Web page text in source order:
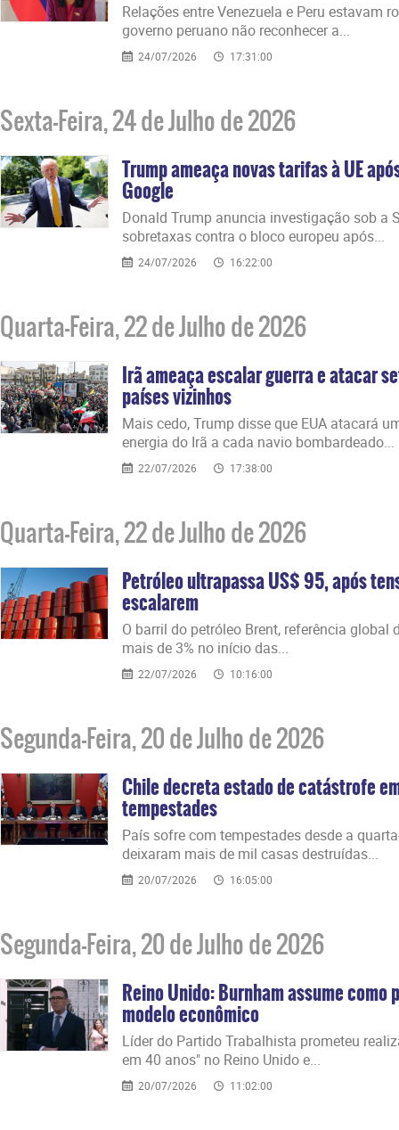
Relações entre Venezuela e Peru estavam
governo peruano não reconhecer a...
24/07/2026 17:31:00
Sexta-Feira, 24 de Julho de 2026
Trump ameaça novas tarifas à UE
Google
Donald Trump anuncia investigação sob a
sobretaxas contra o bloco europeu após...
24/07/2026 16:22:00
Quarta-Feira, 22 de Julho de 2026
Irã ameaça escalar guerra e atacar
países vizinhos
Mais cedo, Trump disse que EUA atacará
energia do Irã a cada navio bombardeado...
22/07/2026 17:38:00
Quarta-Feira, 22 de Julho de 2026
Petróleo ultrapassa US$ 95, após
escalarem
O barril do petróleo Brent, referência global
mais de 3% no início das...
22/07/2026 10:16:00
Segunda-Feira, 20 de Julho de 2026
Chile decreta estado de catástrofe
tempestades
País sofre com tempestades desde a
deixaram mais de mil casas destruídas...
20/07/2026 16:05:00
Segunda-Feira, 20 de Julho de 2026
Reino Unido: Burnham assume como
modelo econômico
Líder do Partido Trabalhista prometeu
em 40 anos" no Reino Unido e...
20/07/2026 11:02:00